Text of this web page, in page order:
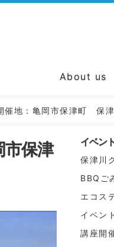
About us
地：亀岡市保津町 保津
保津 イベント
保津川
BBQご
エコス
イベン
講座開